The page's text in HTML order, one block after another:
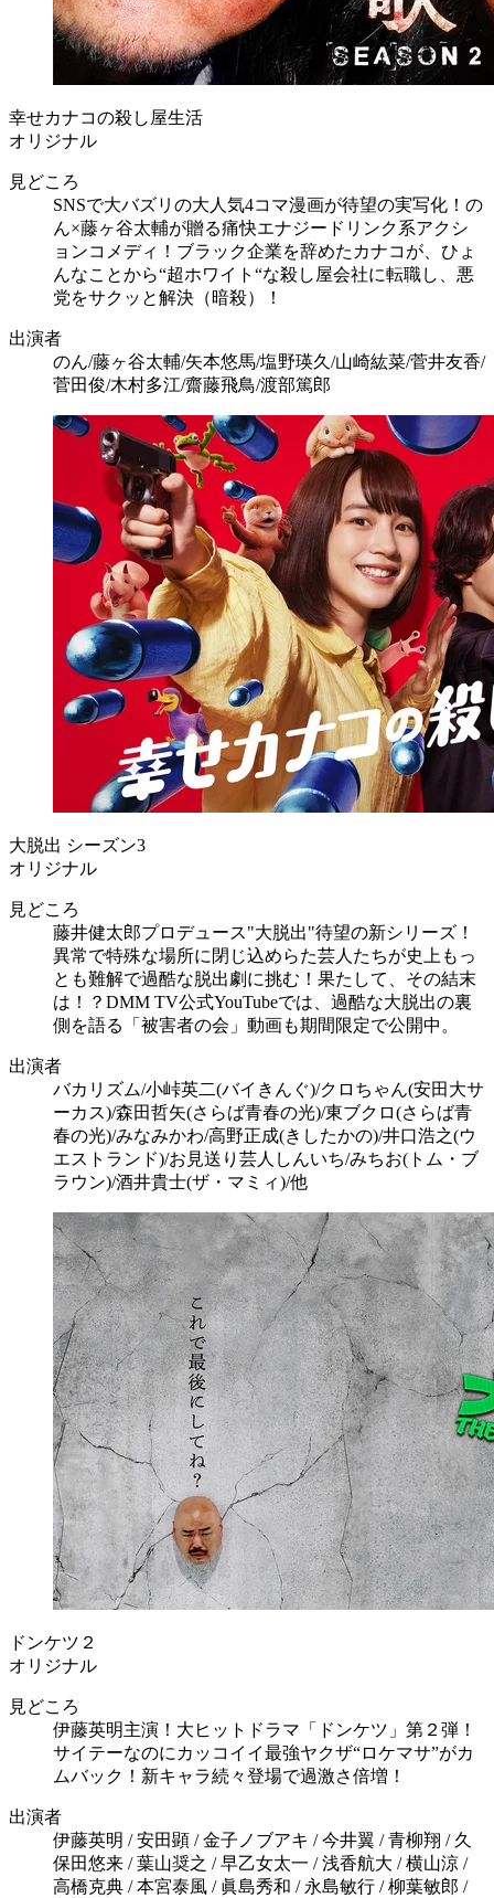
幸せカナコの殺し屋生活
オリジナル
見どころ
SNSで大バズリの大人気4コマ漫画が待望の実写化！の
ん×藤ヶ谷太輔が贈る痛快エナジードリンク系アクシ
ョンコメディ！ブラック企業を辞めたカナコが、ひょ
んなことから“超ホワイト“な殺し屋会社に転職し、悪
党をサクッと解決（暗殺）！
出演者
のん/藤ヶ谷太輔/矢本悠馬/塩野瑛久/山崎紘菜/菅井友香/
菅田俊/木村多江/齋藤飛鳥/渡部篤郎
大脱出 シーズン3
オリジナル
見どころ
藤井健太郎プロデュース"大脱出"待望の新シリーズ！
異常で特殊な場所に閉じ込めらた芸人たちが史上もっ
とも難解で過酷な脱出劇に挑む！果たして、その結末
は！？DMM TV公式YouTubeでは、過酷な大脱出の裏
側を語る「被害者の会」動画も期間限定で公開中。
出演者
バカリズム/小峠英二(バイきんぐ)/クロちゃん(安田大サ
ーカス)/森田哲矢(さらば青春の光)/東ブクロ(さらば青
春の光)/みなみかわ/高野正成(きしたかの)/井口浩之(ウ
エストランド)/お見送り芸人しんいち/みちお(トム・ブ
ラウン)/酒井貴士(ザ・マミィ)/他
ドンケツ２
オリジナル
見どころ
伊藤英明主演！大ヒットドラマ「ドンケツ」第２弾！
サイテーなのにカッコイイ最強ヤクザ“ロケマサ”がカ
ムバック！新キャラ続々登場で過激さ倍増！
出演者
伊藤英明 / 安田顕 / 金子ノブアキ / 今井翼 / 青柳翔 / 久
保田悠来 / 葉山奨之 / 早乙女太一 / 浅香航大 / 横山涼 /
高橋克典 / 本宮泰風 / 眞島秀和 / 永島敏行 / 柳葉敏郎 /